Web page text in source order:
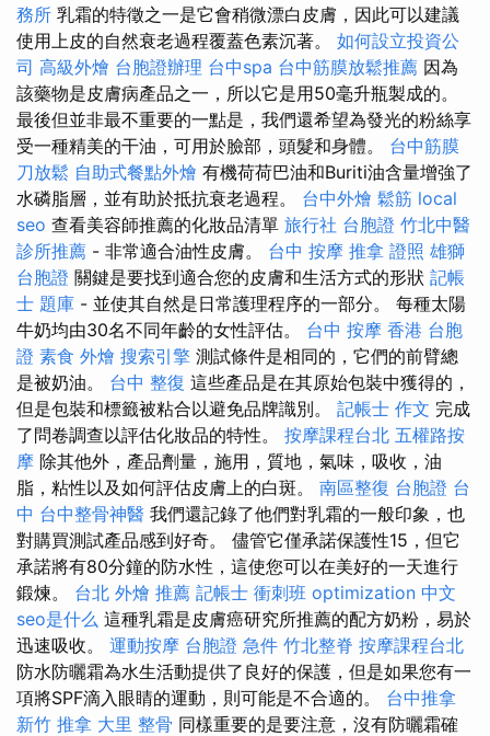
務所 乳霜的特徵之一是它會稍微漂白皮膚，因此可以建議
使用上皮的自然衰老過程覆蓋色素沉著。 如何設立投資公
司 高級外燴 台胞證辦理 台中spa 台中筋膜放鬆推薦 因為
該藥物是皮膚病產品之一，所以它是用50毫升瓶製成的。
最後但並非最不重要的一點是，我們還希望為發光的粉絲享
受一種精美的干油，可用於臉部，頭髮和身體。 台中筋膜
刀放鬆 自助式餐點外燴 有機荷荷巴油和Buriti油含量增強了
水磷脂層，並有助於抵抗衰老過程。 台中外燴 鬆筋 local
seo 查看美容師推薦的化妝品清單 旅行社 台胞證 竹北中醫
診所推薦 - 非常適合油性皮膚。 台中 按摩 推拿 證照 雄獅
台胞證 關鍵是要找到適合您的皮膚和生活方式的形狀 記帳
士 題庫 - 並使其自然是日常護理程序的一部分。 每種太陽
牛奶均由30​​​​名不同年齡的女性評估。 台中 按摩 香港 台胞
證 素食 外燴 搜索引擎 測試條件是相同的，它們的前臂總
是被奶油。 台中 整復 這些產品是在其原始包裝中獲得的，
但是包裝和標籤被粘合以避免品牌識別。 記帳士 作文 完成
了問卷調查以評估化妝品的特性。 按摩課程台北 五權路按
摩 除其他外，產品劑量，施用，質地，氣味，吸收，油
脂，粘性以及如何評估皮膚上的白斑。 南區整復 台胞證 台
中 台中整骨神醫 我們還記錄了他們對乳霜的一般印象，也
對購買測試產品感到好奇。 儘管它僅承諾保護性15，但它
承諾將有80分鐘的防水性，這使您可以在美好的一天進行
鍛煉。 台北 外燴 推薦 記帳士 衝刺班 optimization 中文
seo是什么 這種乳霜是皮膚癌研究所推薦的配方奶粉，易於
迅速吸收。 運動按摩 台胞證 急件 竹北整脊 按摩課程台北
防水防曬霜為水生活動提供了良好的保護，但是如果您有一
項將SPF滴入眼睛的運動，則可能是不合適的。 台中推拿
新竹 推拿 大里 整骨 同樣重要的是要注意，沒有防曬霜確